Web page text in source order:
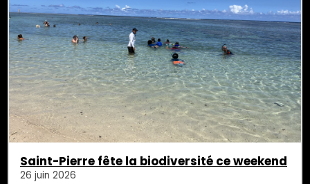
Saint-Pierre fête la biodiversité ce weekend
26 juin 2026